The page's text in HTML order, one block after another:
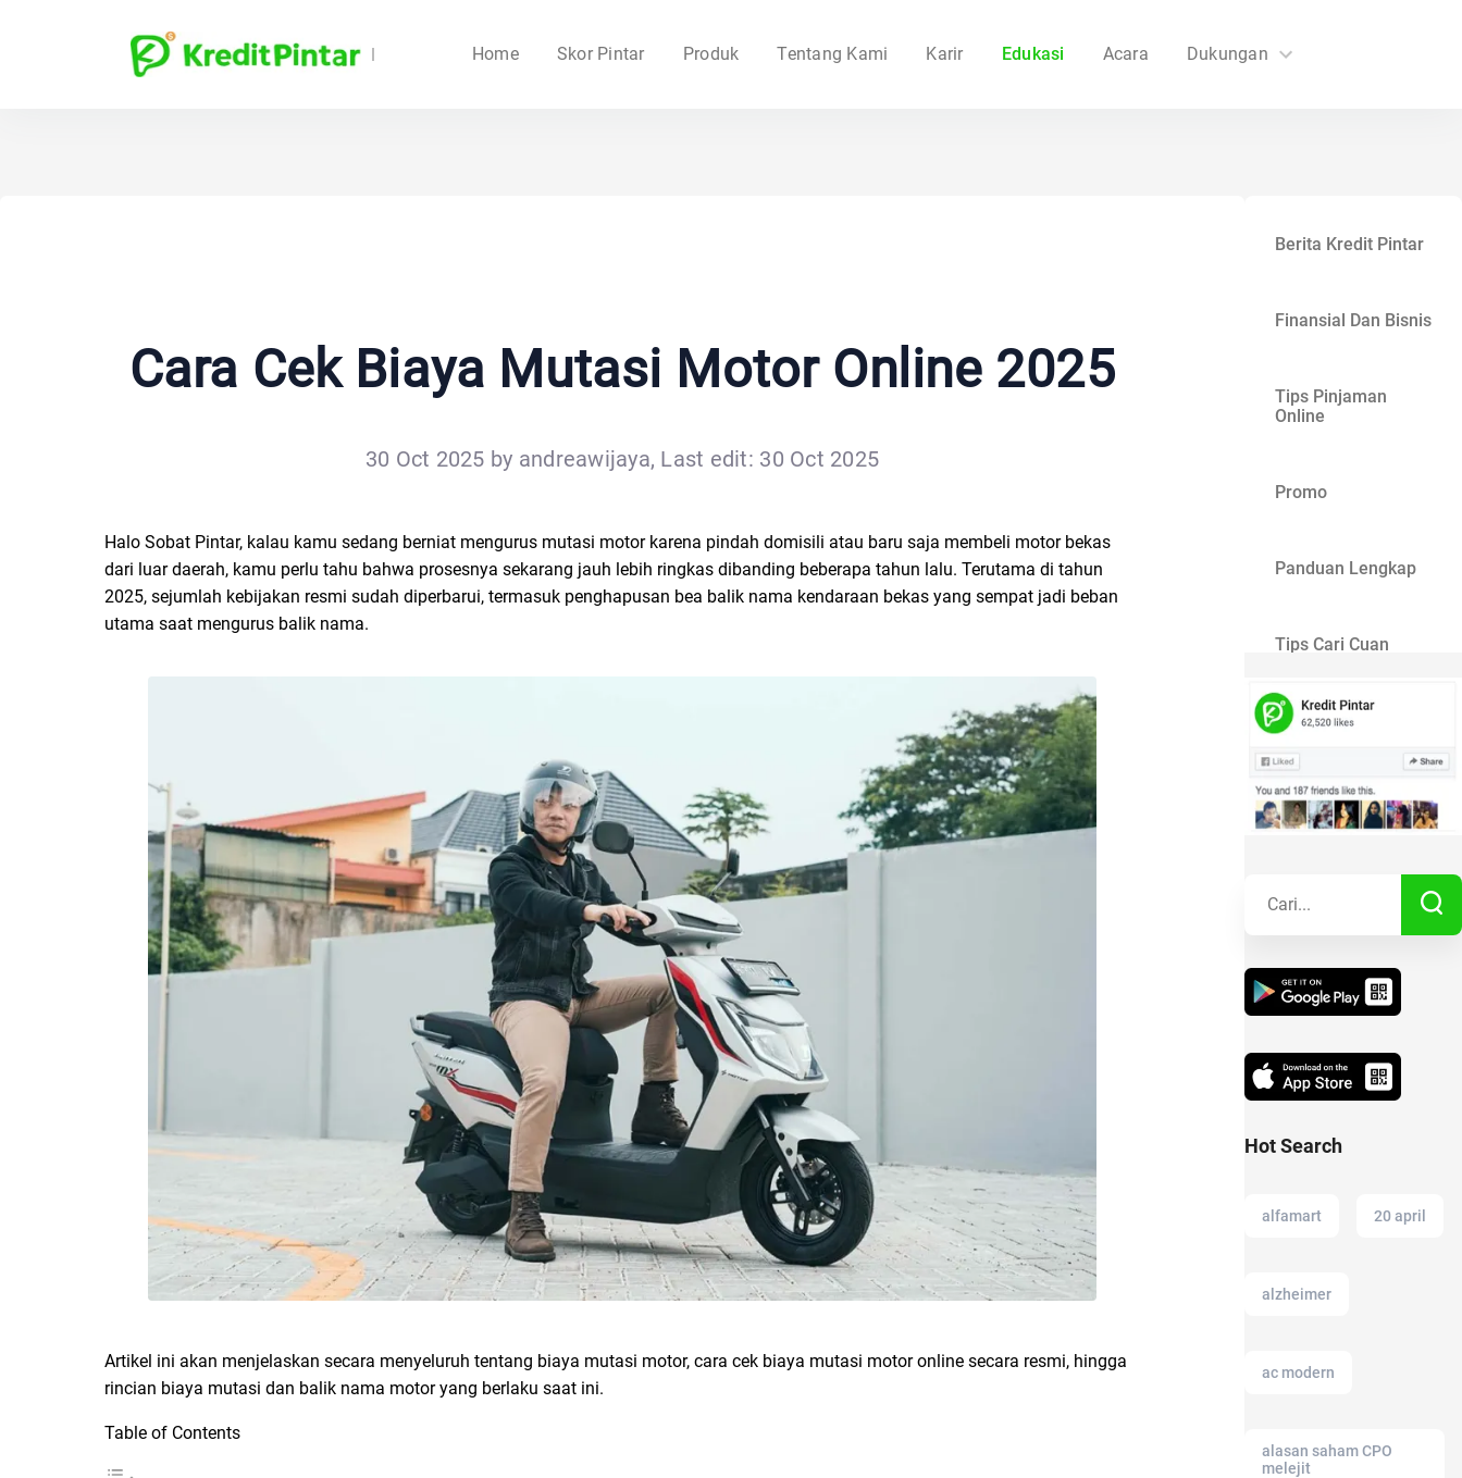
Home Skor Pintar Produk Tentang Kami Karir Edukasi Acara Dukungan
Cara Cek Biaya Mutasi Motor Online 2025
30 Oct 2025 by andreawijaya, Last edit: 30 Oct 2025
Halo Sobat Pintar, kalau kamu sedang berniat mengurus mutasi motor karena pindah domisili atau baru saja membeli motor bekas
dari luar daerah, kamu perlu tahu bahwa prosesnya sekarang jauh lebih ringkas dibanding beberapa tahun lalu. Terutama di tahun
2025, sejumlah kebijakan resmi sudah diperbarui, termasuk penghapusan bea balik nama kendaraan bekas yang sempat jadi beban
utama saat mengurus balik nama.
Artikel ini akan menjelaskan secara menyeluruh tentang biaya mutasi motor, cara cek biaya mutasi motor online secara resmi, hingga
rincian biaya mutasi dan balik nama motor yang berlaku saat ini.
Table of Contents
Berita Kredit Pintar
Finansial Dan Bisnis
Tips Pinjaman
Online
Promo
Panduan Lengkap
Tips Cari Cuan
Gaya Hidup
Kisah Sukses
Hot Search
alfamart 20 april
alzheimer
ac modern
alasan saham CPO
melejit